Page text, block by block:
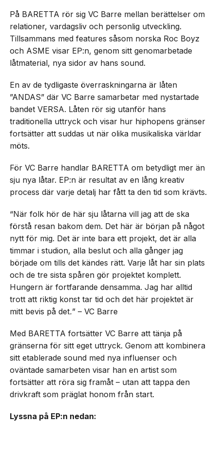
På BARETTA rör sig VC Barre mellan berättelser om
relationer, vardagsliv och personlig utveckling.
Tillsammans med features såsom norska Roc Boyz
och ASME visar EP:n, genom sitt genomarbetade
låtmaterial, nya sidor av hans sound.
En av de tydligaste överraskningarna är låten
”ANDAS” där VC Barre samarbetar med nystartade
bandet VERSA. Låten rör sig utanför hans
traditionella uttryck och visar hur hiphopens gränser
fortsätter att suddas ut när olika musikaliska världar
möts.
För VC Barre handlar BARETTA om betydligt mer än
sju nya låtar. EP:n är resultat av en lång kreativ
process där varje detalj har fått ta den tid som krävts.
“När folk hör de här sju låtarna vill jag att de ska
förstå resan bakom dem. Det här är början på något
nytt för mig. Det är inte bara ett projekt, det är alla
timmar i studion, alla beslut och alla gånger jag
började om tills det kändes rätt. Varje låt har sin plats
och de tre sista spåren gör projektet komplett.
Hungern är fortfarande densamma. Jag har alltid
trott att riktig konst tar tid och det här projektet är
mitt bevis på det.” – VC Barre
Med BARETTA fortsätter VC Barre att tänja på
gränserna för sitt eget uttryck. Genom att kombinera
sitt etablerade sound med nya influenser och
oväntade samarbeten visar han en artist som
fortsätter att röra sig framåt – utan att tappa den
drivkraft som präglat honom från start.
Lyssna på EP:n nedan: